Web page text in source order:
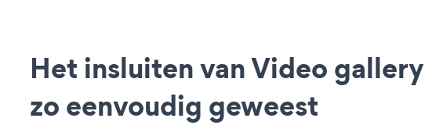
Het insluiten van Video
zo eenvoudig geweest